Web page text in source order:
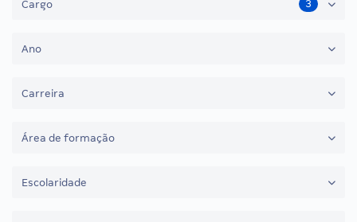
Cargo 3
Ano
Carreira
Área de formação
Escolaridade